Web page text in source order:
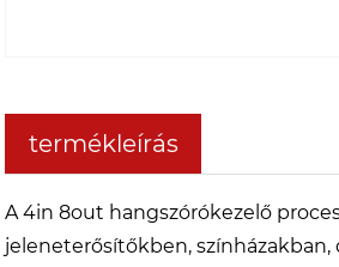
termékleírás
A 4in 8out hangszórókezelő
jeleneterősítőkben,